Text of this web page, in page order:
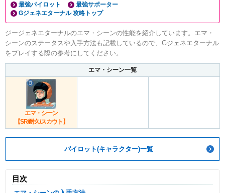
最強パイロット
最強サポーター
Gジェネエターナル 攻略トップ
ジージェネエターナルのエマ・シーンの性能を紹介しています。エマ・
シーンのステータスや入手方法も記載しているので、Gジェネエターナル
をプレイする際の参考にしてください。
エマ・シーン一覧
エマ・シーン
【SR/耐久/スカウト】
パイロット(キャラクター)一覧
目次